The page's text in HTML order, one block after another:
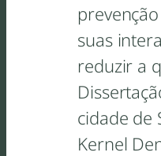
suas
reduzir a
cidade de
Kernel